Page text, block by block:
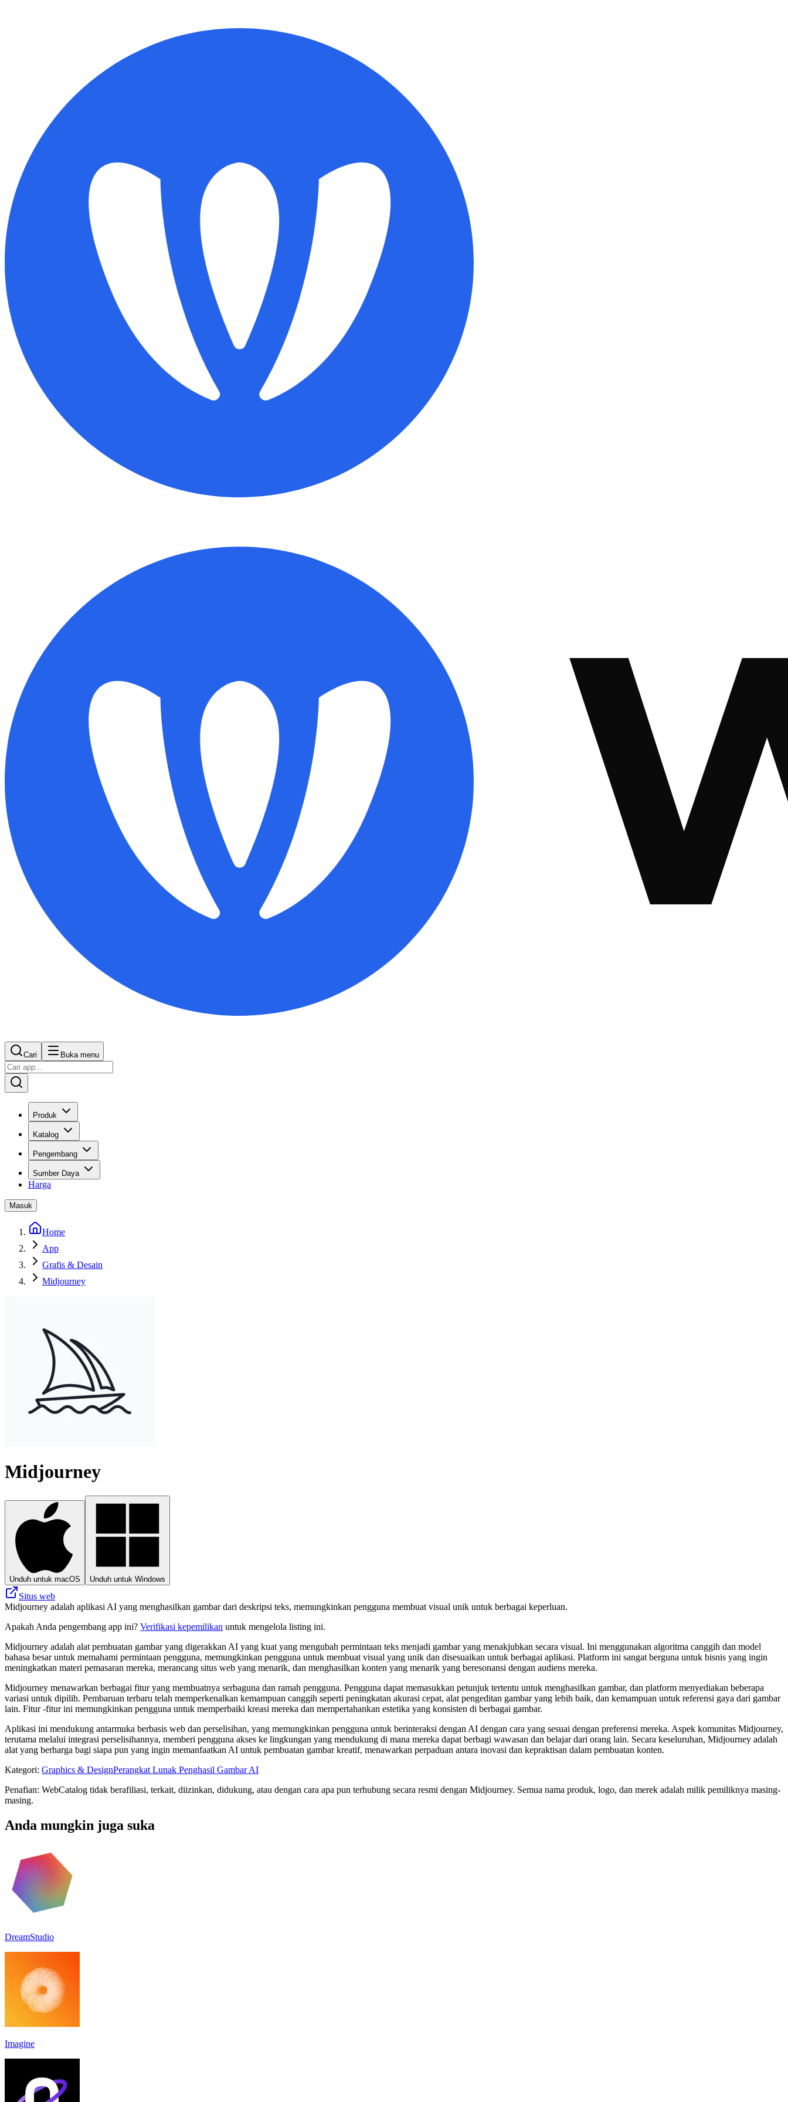
Cari Buka menu
Produk
Katalog
Pengembang
Sumber Daya
Harga
Masuk
Home
App
Grafis & Desain
Midjourney
Midjourney
Unduh untuk macOS Unduh untuk Windows
Situs web
Midjourney adalah aplikasi AI yang menghasilkan gambar dari deskripsi teks, memungkinkan pengguna membuat visual unik untuk berbagai keperluan.
Apakah Anda pengembang app ini? Verifikasi kepemilikan untuk mengelola listing ini.
Midjourney adalah alat pembuatan gambar yang digerakkan AI yang kuat yang mengubah permintaan teks menjadi gambar yang menakjubkan secara visual. Ini menggunakan algoritma canggih dan model
bahasa besar untuk memahami permintaan pengguna, memungkinkan pengguna untuk membuat visual yang unik dan disesuaikan untuk berbagai aplikasi. Platform ini sangat berguna untuk bisnis yang ingin
meningkatkan materi pemasaran mereka, merancang situs web yang menarik, dan menghasilkan konten yang menarik yang beresonansi dengan audiens mereka.
Midjourney menawarkan berbagai fitur yang membuatnya serbaguna dan ramah pengguna. Pengguna dapat memasukkan petunjuk tertentu untuk menghasilkan gambar, dan platform menyediakan beberapa
variasi untuk dipilih. Pembaruan terbaru telah memperkenalkan kemampuan canggih seperti peningkatan akurasi cepat, alat pengeditan gambar yang lebih baik, dan kemampuan untuk referensi gaya dari gambar
lain. Fitur -fitur ini memungkinkan pengguna untuk memperbaiki kreasi mereka dan mempertahankan estetika yang konsisten di berbagai gambar.
Aplikasi ini mendukung antarmuka berbasis web dan perselisihan, yang memungkinkan pengguna untuk berinteraksi dengan AI dengan cara yang sesuai dengan preferensi mereka. Aspek komunitas Midjourney,
terutama melalui integrasi perselisihannya, memberi pengguna akses ke lingkungan yang mendukung di mana mereka dapat berbagi wawasan dan belajar dari orang lain. Secara keseluruhan, Midjourney adalah
alat yang berharga bagi siapa pun yang ingin memanfaatkan AI untuk pembuatan gambar kreatif, menawarkan perpaduan antara inovasi dan kepraktisan dalam pembuatan konten.
Kategori: Graphics & DesignPerangkat Lunak Penghasil Gambar AI
Penafian: WebCatalog tidak berafiliasi, terkait, diizinkan, didukung, atau dengan cara apa pun terhubung secara resmi dengan Midjourney. Semua nama produk, logo, dan merek adalah milik pemiliknya masing-
masing.
Anda mungkin juga suka
DreamStudio
Imagine